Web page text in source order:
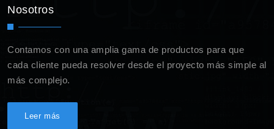
Nosotros
Contamos con una amplia gama de productos para que
cada cliente pueda resolver desde el proyecto más simple al
más complejo.
Leer más